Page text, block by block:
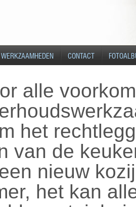
WERKZAAMHEDEN CONTACT
alle
het
van de
nieuw
het kan